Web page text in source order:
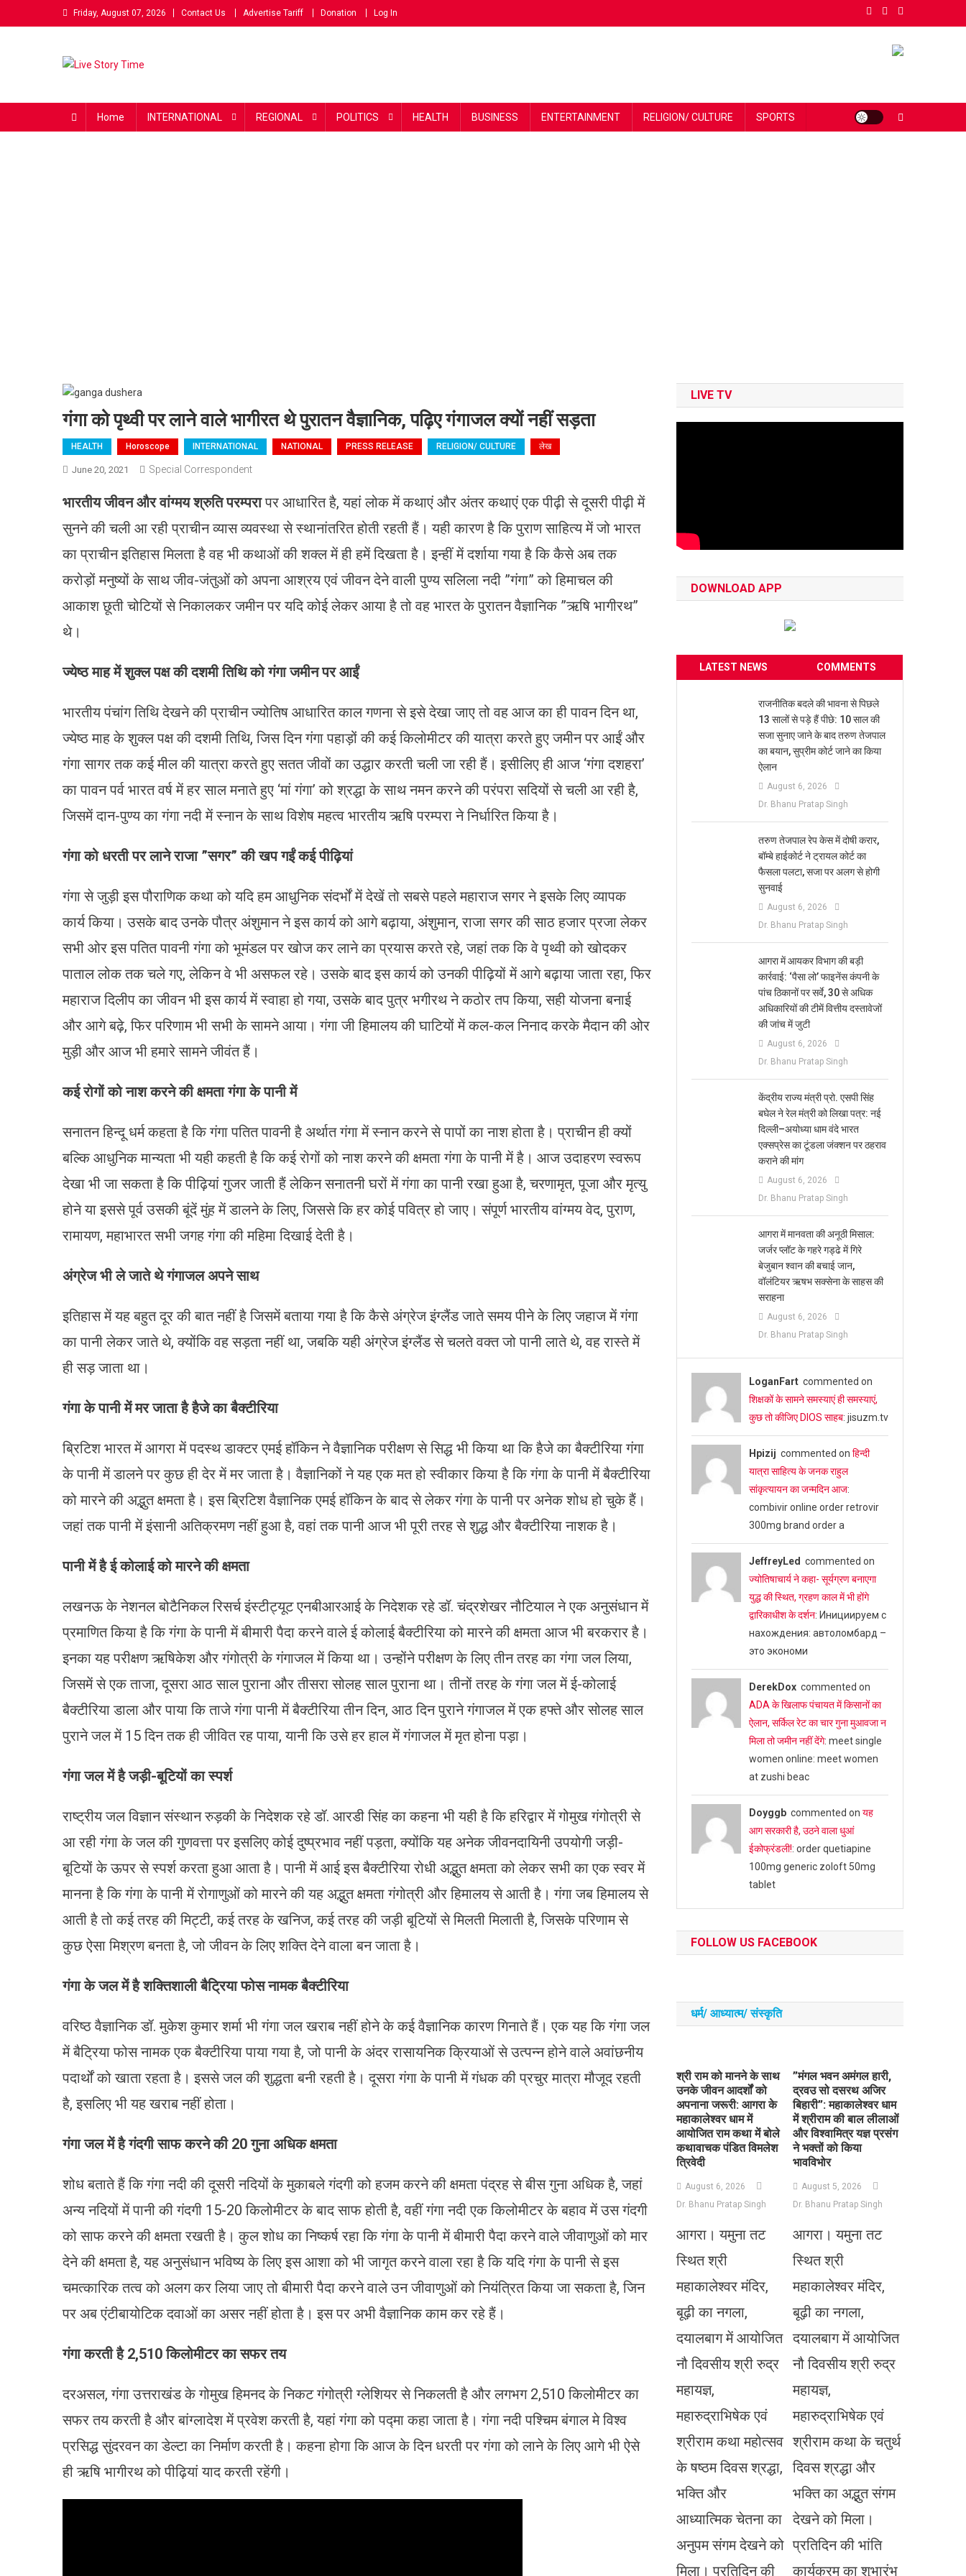
to
Friday, August 07, 2026 Contact Us Advertise Tariff Donation Log In
Home INTERNATIONAL REGIONAL POLITICS HEALTH BUSINESS ENTERTAINMENT RELIGION/ CULTURE SPORTS
गंगा को पृथ्वी पर लाने वाले भागीरत थे पुरातन वैज्ञानिक, पढ़िए गंगाजल क्यों नहीं सड़ता
HEALTH Horoscope INTERNATIONAL NATIONAL PRESS RELEASE RELIGION/ CULTURE लेख
June 20, 2021 Special Correspondent
भारतीय जीवन और वांग्मय श्रुति परम्परापर आधारित है, यहां लोक में कथाएं और अंतर कथाएं एक पीढ़ी से दूसरी पीढ़ी में
सुनने की चली आ रही प्राचीन व्यास व्यवस्था से स्थानांतरित होती रहती हैं। यही कारण है कि पुराण साहित्य में जो भारत
का प्राचीन इतिहास मिलता है वह भी कथाओं की शक्ल में ही हमें दिखता है। इन्हीं में दर्शाया गया है कि कैसे अब तक
करोड़ों मनुष्‍यों के साथ जीव-जंतुओं को अपना आश्रय एवं जीवन देने वाली पुण्य सलिला नदी ”गंगा” को हिमाचल की
आकाश छूती चोटियों से निकालकर जमीन पर यदि कोई लेकर आया है तो वह भारत के पुरातन वैज्ञानिक ”ऋषि भागीरथ”
थे।
ज्येष्ठ माह में शुक्ल पक्ष की दशमी तिथि को गंगा जमीन पर आईं
भारतीय पंचांग तिथि देखने की प्राचीन ज्योतिष आधारित काल गणना से इसे देखा जाए तो वह आज का ही पावन दिन था,
ज्येष्ठ माह के शुक्ल पक्ष की दशमी तिथि, जिस दिन गंगा पहाड़ों की कई किलोमीटर की यात्रा करते हुए जमीन पर आईं और
गंगा सागर तक कई मील की यात्रा करते हुए सतत जीवों का उद्धार करती चली जा रही हैं। इसीलिए ही आज ‘गंगा दशहरा’
का पावन पर्व भारत वर्ष में हर साल मनाते हुए ‘मां गंगा’ को श्रद्धा के साथ नमन करने की परंपरा सदियों से चली आ रही है,
जिसमें दान-पुण्य का गंगा नदी में स्नान के साथ विशेष महत्व भारतीय ऋषि परम्परा ने निर्धारित किया है।
गंगा को धरती पर लाने राजा ”सगर”की खप गईं कई पीढ़ियां
गंगा से जुड़ी इस पौराणिक कथा को यदि हम आधुनिक संदर्भों में देखें तो सबसे पहले महाराज सगर ने इसके लिए व्यापक
कार्य किया। उसके बाद उनके पौत्र अंशुमान ने इस कार्य को आगे बढ़ाया, अंशुमान, राजा सगर की साठ हजार प्रजा लेकर
सभी ओर इस पतित पावनी गंगा को भूमंडल पर खोज कर लाने का प्रयास करते रहे, जहां तक कि वे पृथ्वी को खोदकर
पाताल लोक तक चले गए, लेकिन वे भी असफल रहे। उसके बाद इस कार्य को उनकी पीढ़ियों में आगे बढ़ाया जाता रहा, फिर
महाराज दिलीप का जीवन भी इस कार्य में स्वाहा हो गया, उसके बाद पुत्र भगीरथ ने कठोर तप किया, सही योजना बनाई
और आगे बढ़े, फिर परिणाम भी सभी के सामने आया। गंगा जी हिमालय की घाटियों में कल-कल निनाद करके मैदान की ओर
मुड़ी और आज भी हमारे सामने जीवंत हैं।
कई रोगों को नाश करने की क्षमता गंगा के पानी में
सनातन हिन्दू धर्म कहता है कि गंगा पतित पावनी है अर्थात गंगा में स्नान करने से पापों का नाश होता है। प्राचीन ही क्यों
बल्कि आधुनिक मान्‍यता भी यही कहती है कि कई रोगों को नाश करने की क्षमता गंगा के पानी में है। आज उदाहरण स्वरूप
देखा भी जा सकता है कि पीढ़ियां गुजर जाती हैं लेकिन सनातनी घरों में गंगा का पानी रखा हुआ है, चरणामृत, पूजा और मृत्यु
होने या इससे पूर्व उसकी बूंदें मुंह में डालने के लिए, जिससे कि हर कोई पवित्र हो जाए। संपूर्ण भारतीय वांग्मय वेद, पुराण,
रामायण, महाभारत सभी जगह गंगा की महिमा दिखाई देती है।
अंग्रेज भी ले जाते थे गंगाजल अपने साथ
इतिहास में यह बहुत दूर की बात नहीं है जिसमें बताया गया है कि कैसे अंग्रेज इंग्लैंड जाते समय पीने के लिए जहाज में गंगा
का पानी लेकर जाते थे, क्योंकि वह सड़ता नहीं था, जबकि यही अंग्रेज इंग्‍लैंड से चलते वक्त जो पानी लाते थे, वह रास्ते में
ही सड़ जाता था।
गंगा के पानी में मर जाता है हैजे का बैक्टीरिया
ब्रिटिश भारत में आगरा में पदस्‍थ डाक्टर एमई हॉकिन ने वैज्ञानिक परीक्षण से सिद्ध भी किया था कि हैजे का बैक्टीरिया गंगा
के पानी में डालने पर कुछ ही देर में मर जाता है। वैज्ञानिकों ने यह एक मत हो स्वीकार किया है कि गंगा के पानी में बैक्टीरिया
को मारने की अद्भुत क्षमता है। इस ब्रिटिश वैज्ञानिक एमई हॉकिन के बाद से लेकर गंगा के पानी पर अनेक शोध हो चुके हैं।
जहां तक पानी में इंसानी अतिक्रमण नहीं हुआ है, वहां तक पानी आज भी पूरी तरह से शुद्ध और बैक्टीरिया नाशक है।
पानी में है ई कोलाई को मारने की क्षमता
लखनऊ के नेशनल बोटैनिकल रिसर्च इंस्टीट्यूट एनबीआरआई के निदेशक रहे डॉ. चंद्रशेखर नौटियाल ने एक अनुसंधान में
प्रमाणित किया है कि गंगा के पानी में बीमारी पैदा करने वाले ई कोलाई बैक्टीरिया को मारने की क्षमता आज भी बरकरार है।
इनका यह परीक्षण ऋषिकेश और गंगोत्री के गंगाजल में किया था। उन्होंने परीक्षण के लिए तीन तरह का गंगा जल लिया,
जिसमें से एक ताजा, दूसरा आठ साल पुराना और तीसरा सोलह साल पुराना था। तीनों तरह के गंगा जल में ई-कोलाई
बैक्टीरिया डाला और पाया कि ताजे गंगा पानी में बैक्टीरिया तीन दिन, आठ दिन पुराने गंगाजल में एक हफ्ते और सोलह साल
पुराने जल में 15 दिन तक ही जीवित रह पाया, यानी कि उसे हर हाल में गंगाजल में मृत होना पड़ा।
गंगा जल में है जड़ी-बूटियों का स्पर्श
राष्ट्रीय जल विज्ञान संस्थान रुड़की के निदेशक रहे डॉ. आरडी सिंह का कहना भी यही है कि हरिद्वार में गोमुख गंगोत्री से
आ रही गंगा के जल की गुणवत्ता पर इसलिए कोई दुष्प्रभाव नहीं पड़ता, क्योंकि यह अनेक जीवनदायिनी उपयोगी जड़ी-
बूटियों के ऊपर से स्पर्श करता हुआ आता है। पानी में आई इस बैक्टीरिया रोधी अद्भुत क्षमता को लेकर सभी का एक स्वर में
मानना है कि गंगा के पानी में रोगाणुओं को मारने की यह अद्भुत क्षमता गंगोत्री और हिमालय से आती है। गंगा जब हिमालय से
आती है तो कई तरह की मिट्टी, कई तरह के खनिज, कई तरह की जड़ी बूटियों से मिलती मिलाती है, जिसके परिणाम से
कुछ ऐसा मिश्रण बनता है, जो जीवन के लिए शक्ति देने वाला बन जाता है।
गंगा के जल में है शक्तिशाली बैट्रिया फोस नामक बैक्टीरिया
वरिष्ठ वैज्ञानिक डॉ. मुकेश कुमार शर्मा भी गंगा जल खराब नहीं होने के कई वैज्ञानिक कारण गिनाते हैं। एक यह कि गंगा जल
में बैट्रिया फोस नामक एक बैक्टीरिया पाया गया है, जो पानी के अंदर रासायनिक क्रियाओं से उत्पन्न होने वाले अवांछनीय
पदार्थों को खाता रहता है। इससे जल की शुद्धता बनी रहती है। दूसरा गंगा के पानी में गंधक की प्रचुर मात्रा मौजूद रहती
है, इसलिए भी यह खराब नहीं होता।
गंगा जल में है गंदगी साफ करने की 20गुना अधिक क्षमता
शोध बताते हैं कि गंगा नदी की दूसरी नदियों के मुकाबले गंदगी को हजम करने की क्षमता पंद्रह से बीस गुना अधिक है, जहां
अन्य नदियों में पानी की गंदगी 15-20 किलोमीटर के बाद साफ होती है, वहीं गंगा नदी एक किलोमीटर के बहाव में उस गंदगी
को साफ करने की क्षमता रखती है। कुल शोध का निष्कर्ष रहा कि गंगा के पानी में बीमारी पैदा करने वाले जीवाणुओं को मार
देने की क्षमता है, यह अनुसंधान भविष्‍य के लिए इस आशा को भी जागृत करने वाला रहा है कि यदि गंगा के पानी से इस
चमत्कारिक तत्व को अलग कर लिया जाए तो बीमारी पैदा करने वाले उन जीवाणुओं को नियंत्रित किया जा सकता है, जिन
पर अब एंटीबायोटिक दवाओं का असर नहीं होता है। इस पर अभी वैज्ञानिक काम कर रहे हैं।
गंगा करती है 2,510 किलोमीटर का सफर तय
दरअसल, गंगा उत्तराखंड के गोमुख हिमनद के निकट गंगोत्री ग्लेशियर से निकलती है और लगभग 2,510 किलोमीटर का
सफर तय करती है और बांग्लादेश में प्रवेश करती है, यहां गंगा को पद्मा कहा जाता है। गंगा नदी पश्चिम बंगाल मे विश्व
प्रसिद्ध सुंदरवन का डेल्टा का निर्माण करती है। कहना होगा कि आज के दिन धरती पर गंगा को लाने के लिए आगे भी ऐसे
ही ऋषि भागीरथ को पीढ़ियां याद करती रहेंगी।
LIVE TV
DOWNLOAD APP
LATEST NEWS COMMENTS
राजनीतिक बदले की भावना से पिछले
13 सालों से पड़े हैं पीछे: 10 साल की
सजा सुनाए जाने के बाद तरुण तेजपाल
का बयान, सुप्रीम कोर्ट जाने का किया
ऐलान
August 6, 2026
Dr. Bhanu Pratap Singh
तरुण तेजपाल रेप केस में दोषी करार,
बॉम्बे हाईकोर्ट ने ट्रायल कोर्ट का
फैसला पलटा, सजा पर अलग से होगी
सुनवाई
August 6, 2026
Dr. Bhanu Pratap Singh
आगरा में आयकर विभाग की बड़ी
कार्रवाई: ‘पैसा लो’ फाइनेंस कंपनी के
पांच ठिकानों पर सर्वे, 30 से अधिक
अधिकारियों की टीमें वित्तीय दस्तावेजों
की जांच में जुटी
August 6, 2026
Dr. Bhanu Pratap Singh
केंद्रीय राज्य मंत्री प्रो. एसपी सिंह
बघेल ने रेल मंत्री को लिखा पत्र: नई
दिल्ली–अयोध्या धाम वंदे भारत
एक्सप्रेस का टूंडला जंक्शन पर ठहराव
कराने की मांग
August 6, 2026
Dr. Bhanu Pratap Singh
आगरा में मानवता की अनूठी मिसाल:
जर्जर प्लॉट के गहरे गड्ढे में गिरे
बेजुबान श्वान की बचाई जान,
वॉलंटियर ऋषभ सक्सेना के साहस की
सराहना
August 6, 2026
Dr. Bhanu Pratap Singh
LoganFartcommented on
शिक्षकों के सामने समस्याएं ही समस्याएं,
कुछ तो कीजिए DIOS साहब: jisuzm.tv
Hpizij commented on हिन्दी
यात्रा साहित्य के जनक राहुल
सांकृत्यायन का जन्‍मदिन आज:
combivir online order retrovir
300mg brand order a
JeffreyLed commented on
ज्योतिषाचार्य ने कहा- सूर्यग्रण बनाएगा
युद्ध की स्थित, ग्रहण काल में भी होंगे
द्वारिकाधीश के दर्शन: Инициируем с
нахождения: автоломбард –
это экономи
DerekDoxcommented on
ADA के खिलाफ पंचायत में किसानों का
ऐलान, सर्किल रेट का चार गुना मुआवजा न
मिला तो जमीन नहीं देंगे: meet single
women online: meet women
at zushi beac
Doyggbcommented on यह
आग सरकारी है, उठने वाला धुआं
ईकोफ्रंडली!: order quetiapine
100mg generic zoloft 50mg
tablet
FOLLOW US FACEBOOK
धर्म/ आध्‍यात्‍म/ संस्‍कृति
​श्री राम को मानने के साथ
उनके जीवन आदर्शों को
अपनाना जरूरी: आगरा के
महाकालेश्वर धाम में
आयोजित राम कथा में बोले
कथावाचक पंडित विमलेश
त्रिवेदी
August 6, 2026
Dr. Bhanu Pratap Singh
आगरा। यमुना तट
स्थित श्री
महाकालेश्वर मंदिर,
बूढ़ी का नगला,
दयालबाग में आयोजित
नौ दिवसीय श्री रुद्र
महायज्ञ,
महारुद्राभिषेक एवं
श्रीराम कथा महोत्सव
के षष्ठम दिवस श्रद्धा,
भक्ति और
आध्यात्मिक चेतना का
अनुपम संगम देखने को
मिला। प्रतिदिन की
​”मंगल भवन अमंगल हारी,
द्रवउ सो दसरथ अजिर
बिहारी”: महाकालेश्वर धाम
में श्रीराम की बाल लीलाओं
और विश्वामित्र यज्ञ प्रसंग
ने भक्तों को किया
भावविभोर
August 5, 2026
Dr. Bhanu Pratap Singh
आगरा। यमुना तट
स्थित श्री
महाकालेश्वर मंदिर,
बूढ़ी का नगला,
दयालबाग में आयोजित
नौ दिवसीय श्री रुद्र
महायज्ञ,
महारुद्राभिषेक एवं
श्रीराम कथा के चतुर्थ
दिवस श्रद्धा और
भक्ति का अद्भुत संगम
देखने को मिला।
प्रतिदिन की भांति
कार्यक्रम का शुभारंभ